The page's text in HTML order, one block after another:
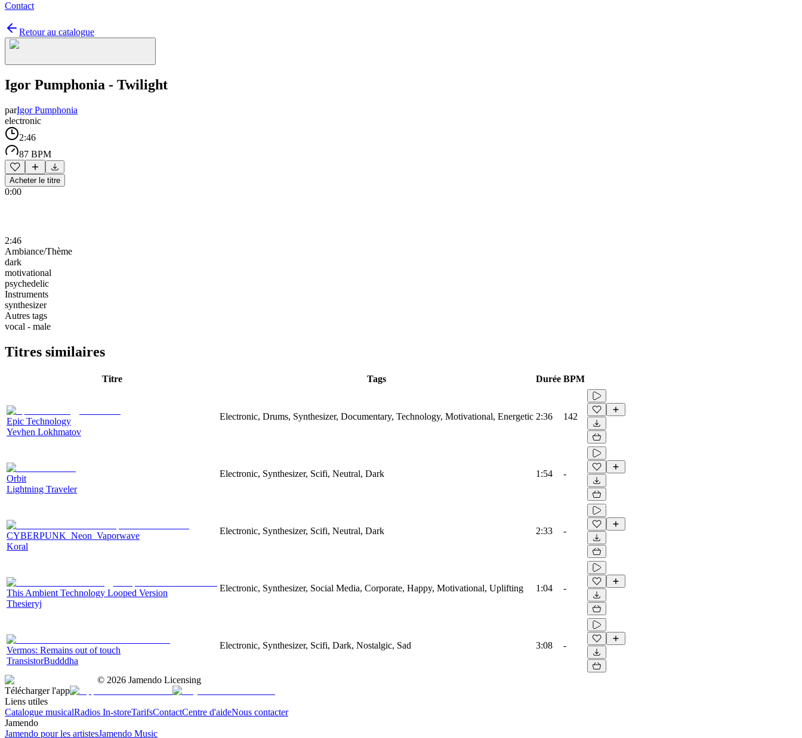
Contact
Retour au catalogue
Igor Pumphonia - Twilight
parIgor Pumphonia
electronic
2:46
87 BPM
Acheter le titre
0:00
2:46
Ambiance/Thème
dark
motivational
psychedelic
Instruments
synthesizer
Autres tags
vocal - male
Titres similaires
Titre Tags Durée BPM
Epic Technology
Yevhen Lokhmatov
Electronic, Drums, Synthesizer, Documentary, Technology, Motivational, Energetic 2:36 142
Orbit
Lightning Traveler
Electronic, Synthesizer, Scifi, Neutral, Dark 1:54 -
CYBERPUNK_Neon_Vaporwave
Koral
Electronic, Synthesizer, Scifi, Neutral, Dark 2:33 -
This Ambient Technology Looped Version
Thesieryj
Electronic, Synthesizer, Social Media, Corporate, Happy, Motivational, Uplifting 1:04 -
Vermos: Remains out of touch
TransistorBudddha
Electronic, Synthesizer, Scifi, Dark, Nostalgic, Sad 3:08 -
© 2026 Jamendo Licensing
Télécharger l'app
Liens utiles
Catalogue musicalRadios In-storeTarifsContactCentre d'aideNous contacter
Jamendo
Jamendo pour les artistesJamendo Music